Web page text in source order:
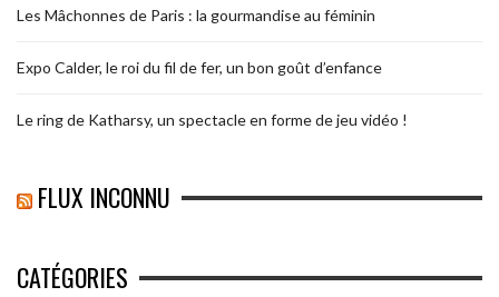
Les Mâchonnes de Paris : la gourmandise au féminin
Expo Calder, le roi du fil de fer, un bon goût d’enfance
Le ring de Katharsy, un spectacle en forme de jeu vidéo !
FLUX INCONNU
CATÉGORIES